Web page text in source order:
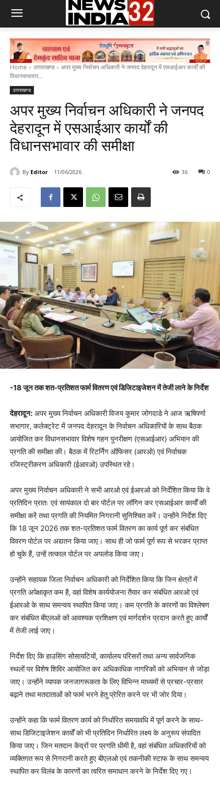
Home उत्तराखण्ड
अपर मुख्य निर्वाचन अधिकारी ने जनपद देहरादून में एसआईआर कार्यों की
विधानसभावार...
उत्तराखण्ड
अपर मुख्य निर्वाचन अधिकारी ने जनपद
देहरादून में एसआईआर कार्यों की
विधानसभावार की समीक्षा
By Editor 11/06/2026 0
36
-18 जून तक शत-प्रतिशत फार्म वितरण एवं डिजिटाइजेशन में तेजी लाने के निर्देश
देहरादून: अपर मुख्य निर्वाचन अधिकारी विजय कुमार जोगदाडे ने आज ऋषिपर्णा
सभागार, कलेक्ट्रेट में जनपद देहरादून के निर्वाचन अधिकारियों के साथ बैठक
आयोजित कर विधानसभावार विशेष गहन पुनरीक्षण (एसआईआर) अभियान की
प्रगति की समीक्षा की। बैठक में रिटर्निंग ऑफिसर (आरओ) एवं निर्वाचक
रजिस्ट्रीकरण अधिकारी (ईआरओ) उपस्थित रहे।
अपर मुख्य निर्वाचन अधिकारी ने सभी आरओ एवं ईआरओ को निर्देशित किया कि वे
प्रतिदिन प्रातः एवं सायंकाल दो बार पोर्टल पर लॉगिन कर एसआईआर कार्यों की
समीक्षा करें तथा प्रगति की नियमित निगरानी सुनिश्चित करें। उन्होंने निर्देश दिए
कि 18 जून 2026 तक शत-प्रतिशत फार्म वितरण का कार्य पूर्ण कर संबंधित
विवरण पोर्टल पर अद्यतन किया जाए। साथ ही जो फार्म पूर्ण रूप से भरकर प्राप्त
हो चुके हैं, उन्हें तत्काल पोर्टल पर अपलोड किया जाए।
उन्होंने सहायक जिला निर्वाचन अधिकारी को निर्देशित किया कि जिन क्षेत्रों में
प्रगति अपेक्षाकृत कम है, वहां विशेष कार्ययोजना तैयार कर संबंधित आरओ एवं
ईआरओ के साथ समन्वय स्थापित किया जाए। कम प्रगति के कारणों का विश्लेषण
कर संबंधित बीएलओ को आवश्यक प्रशिक्षण एवं मार्गदर्शन प्रदान करते हुए कार्यों
में तेजी लाई जाए।
निर्देश दिए कि हाउसिंग सोसायटियों, कार्यालय परिसरों तथा अन्य सार्वजनिक
स्थलों पर विशेष शिविर आयोजित कर अधिकाधिक नागरिकों को अभियान से जोड़ा
जाए। उन्होंने व्यापक जनजागरूकता के लिए विभिन्न माध्यमों से प्रचार-प्रसार
बढ़ाने तथा मतदाताओं को फार्म भरने हेतु प्रेरित करने पर भी जोर दिया।
उन्होंने कहा कि फार्म वितरण कार्य को निर्धारित समयावधि में पूर्ण करने के साथ-
साथ डिजिटाइजेशन कार्यों को भी प्रतिदिन निर्धारित लक्ष्य के अनुरूप संपादित
किया जाए। जिन मतदान केंद्रों पर प्रगति धीमी है, वहां संबंधित अधिकारियों को
व्यक्तिगत रूप से निगरानी करते हुए बीएलओ एवं तकनीकी स्टाफ के साथ समन्वय
स्थापित कर विलंब के कारणों का त्वरित समाधान करने के निर्देश दिए गए।